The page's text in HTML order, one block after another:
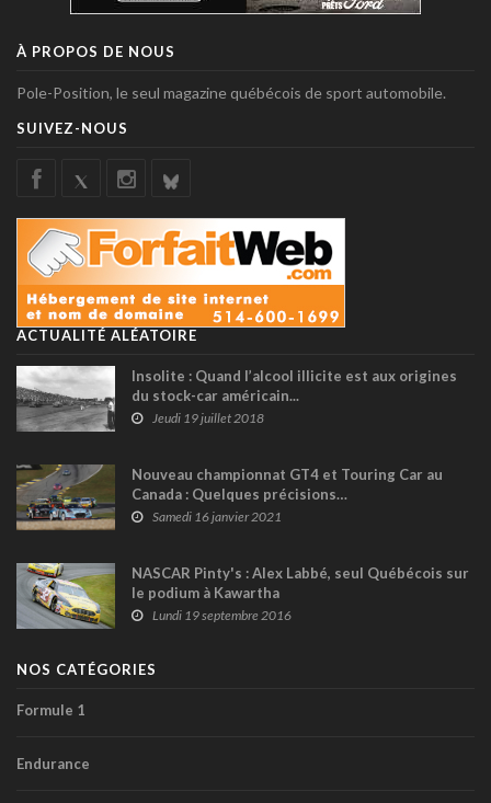
À PROPOS DE NOUS
Pole-Position, le seul magazine québécois de sport automobile.
SUIVEZ-NOUS
ACTUALITÉ ALÉATOIRE
Insolite : Quand l’alcool illicite est aux origines
du stock-car américain...
Jeudi 19 juillet 2018
Nouveau championnat GT4 et Touring Car au
Canada : Quelques précisions…
Samedi 16 janvier 2021
NASCAR Pinty's : Alex Labbé, seul Québécois sur
le podium à Kawartha
Lundi 19 septembre 2016
NOS CATÉGORIES
Formule 1
Endurance